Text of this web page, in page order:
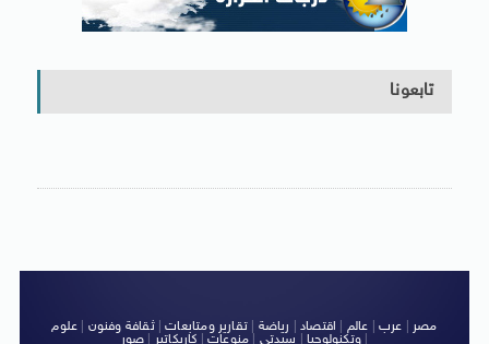
تابعونا
مصر عرب عالم اقتصاد رياضة |تقارير ومتابعات|ثقافة وفنون
علوم
وتكنولوجيا| سيدتى منوعات كاريكاتير صور |